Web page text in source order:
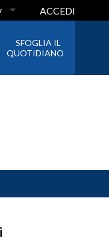
ACCEDI
SFOGLIA IL
QUOTIDIANO